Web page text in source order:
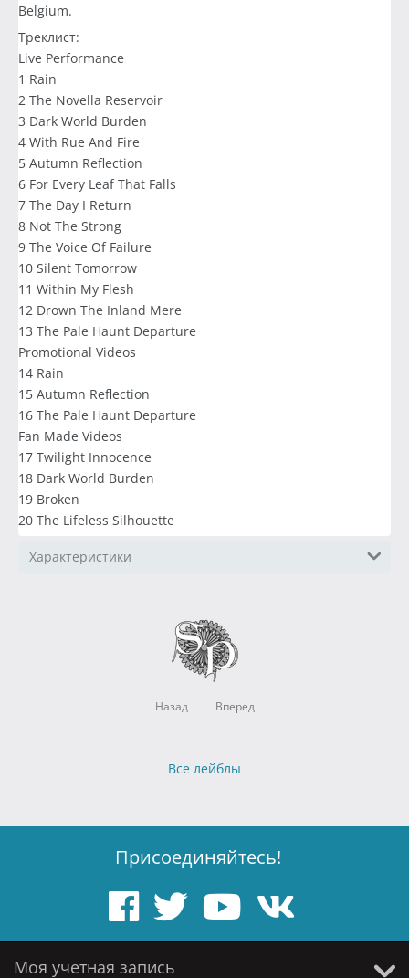
Belgium.
Треклист:
Live Performance
1 Rain
2 The Novella Reservoir
3 Dark World Burden
4 With Rue And Fire
5 Autumn Reflection
6 For Every Leaf That Falls
7 The Day I Return
8 Not The Strong
9 The Voice Of Failure
10 Silent Tomorrow
11 Within My Flesh
12 Drown The Inland Mere
13 The Pale Haunt Departure
Promotional Videos
14 Rain
15 Autumn Reflection
16 The Pale Haunt Departure
Fan Made Videos
17 Twilight Innocence
18 Dark World Burden
19 Broken
20 The Lifeless Silhouette
Характеристики
Назад Вперед
Все лейблы
Присоединяйтесь!
Моя учетная запись